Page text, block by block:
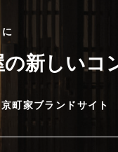
の新しいコ
町家ブランドサイト